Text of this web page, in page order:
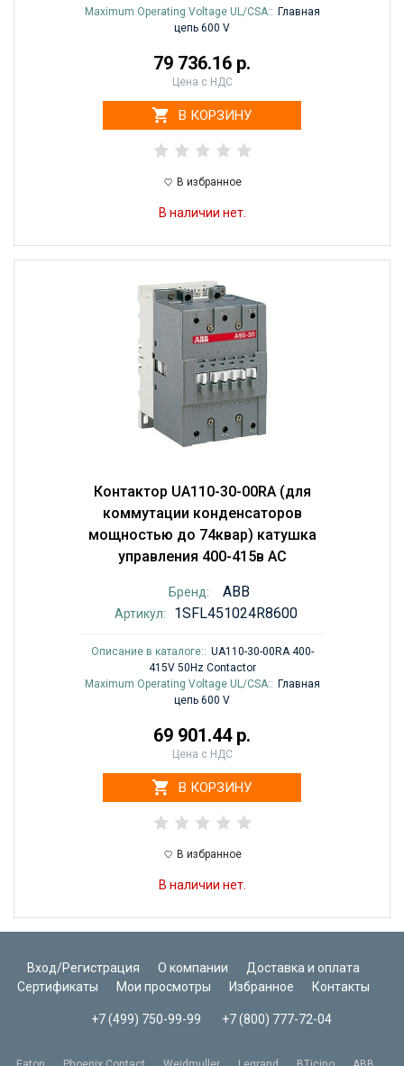
Maximum Operating Voltage UL/CSA:: Главная
цепь 600 V
79 736.16 р.
Цена с НДС
В КОРЗИНУ
В избранное
В наличии нет.
Контактор UA110-30-00RA (для
коммутации конденсаторов
мощностью до 74квар) катушка
управления 400-415в AC
Бренд: ABB
Артикул: 1SFL451024R8600
Описание в каталоге:: UA110-30-00RA 400-
415V 50Hz Contactor
Maximum Operating Voltage UL/CSA:: Главная
цепь 600 V
69 901.44 р.
Цена с НДС
В КОРЗИНУ
В избранное
В наличии нет.
Вход/Регистрация О компании
Доставка и оплата
Сертификаты
Мои просмотры Избранное Контакты
+7 (499) 750-99-99 +7 (800) 777-72-04